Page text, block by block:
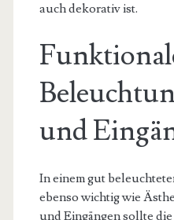
auch dekorativ ist.
und
In einem gut
ebenso wichtig wie
und Eingängen sollte